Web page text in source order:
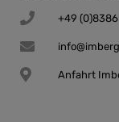
+49 (0)8386
Anfahrt